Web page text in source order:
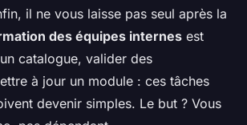
il ne vous laisse pas seul après la
des équipes internes est
catalogue, valider des
à jour un module : ces tâches
devenir simples. Le but ? Vous